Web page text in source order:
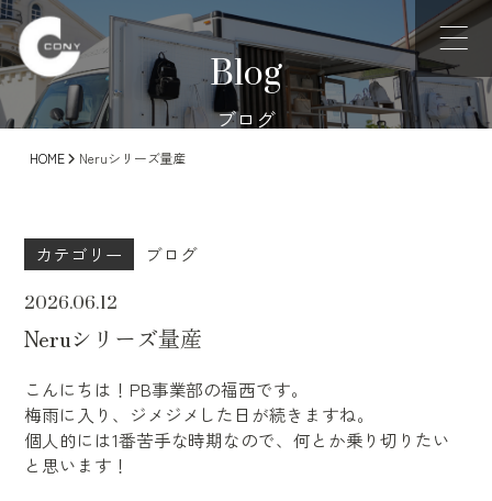
Blog
ブログ
HOME Neruシリーズ量産
カテゴリー ブログ
2026.06.12
Neruシリーズ量産
こんにちは！PB事業部の福西です。
梅雨に入り、ジメジメした日が続きますね。
個人的には1番苦手な時期なので、何とか乗り切りたい
と思います！